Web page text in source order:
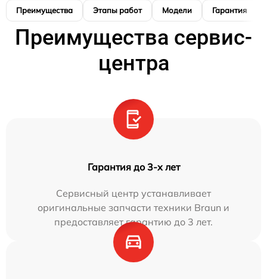
Преимущества Этапы работ Модели Гарантия
Преимущества сервис-
центра
Гарантия до 3-х лет
Сервисный центр устанавливает
оригинальные запчасти техники Braun и
предоставляет гарантию до 3 лет.